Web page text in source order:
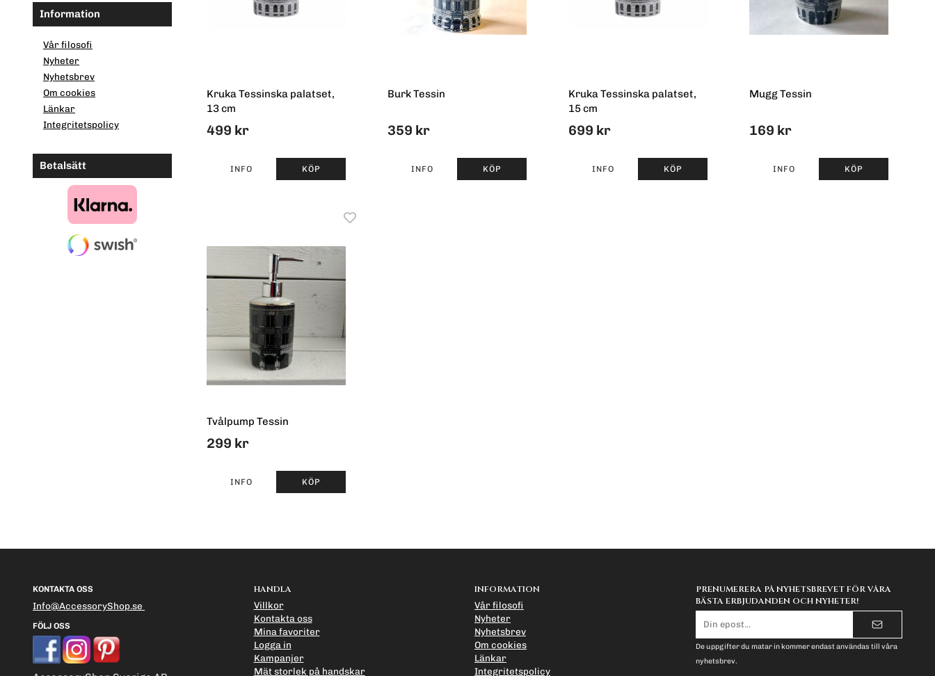
Information
Vår filosofi
Nyheter
Nyhetsbrev
Om cookies
Länkar
Integritetspolicy
Betalsätt
Kruka Tessinska palatset,
13 cm
499 kr
INFO KÖP
Burk Tessin
359 kr
INFO KÖP
Kruka Tessinska palatset,
15 cm
699 kr
INFO KÖP
Mugg Tessin
169 kr
INFO KÖP
Tvålpump Tessin
299 kr
INFO KÖP
KONTAKTA OSS
Info@AccessoryShop.se
FÖLJ OSS
HANDLA
Villkor
Kontakta oss
Mina favoriter
Logga in
Kampanjer
Mät storlek på handskar
INFORMATION
Vår filosofi
Nyheter
Nyhetsbrev
Om cookies
Länkar
Integritetspolicy
PRENUMERERA PÅ NYHETSBREVET FÖR VÅRA
BÄSTA ERBJUDANDEN OCH NYHETER!
postadress
De uppgifter du matar in kommer endast användas till våra
nyhetsbrev.